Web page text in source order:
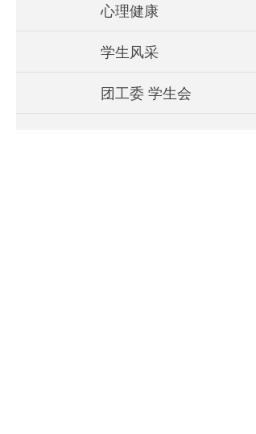
心理健康
学生风采
团工委 学生会